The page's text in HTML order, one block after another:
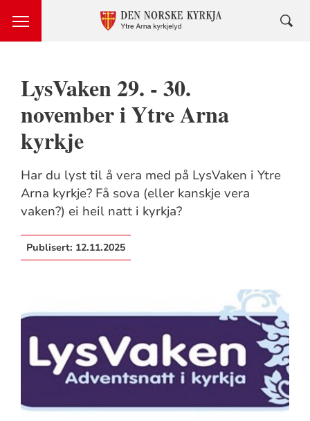
LysVaken 29. - 30.
november i Ytre Arna
kyrkje
Har du lyst til å vera med på LysVaken i Ytre
Arna kyrkje? Få sova (eller kanskje vera
vaken?) ei heil natt i kyrkja?
Publisert: 12.11.2025